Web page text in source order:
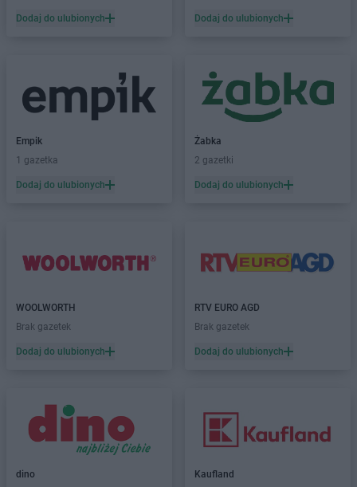
Dodaj do ulubionych Dodaj do ulubionych
Empik
1 gazetka
Dodaj do ulubionych
Żabka
2 gazetki
Dodaj do ulubionych
WOOLWORTH
Brak gazetek
Dodaj do ulubionych
RTV EURO AGD
Brak gazetek
Dodaj do ulubionych
dino
Kaufland